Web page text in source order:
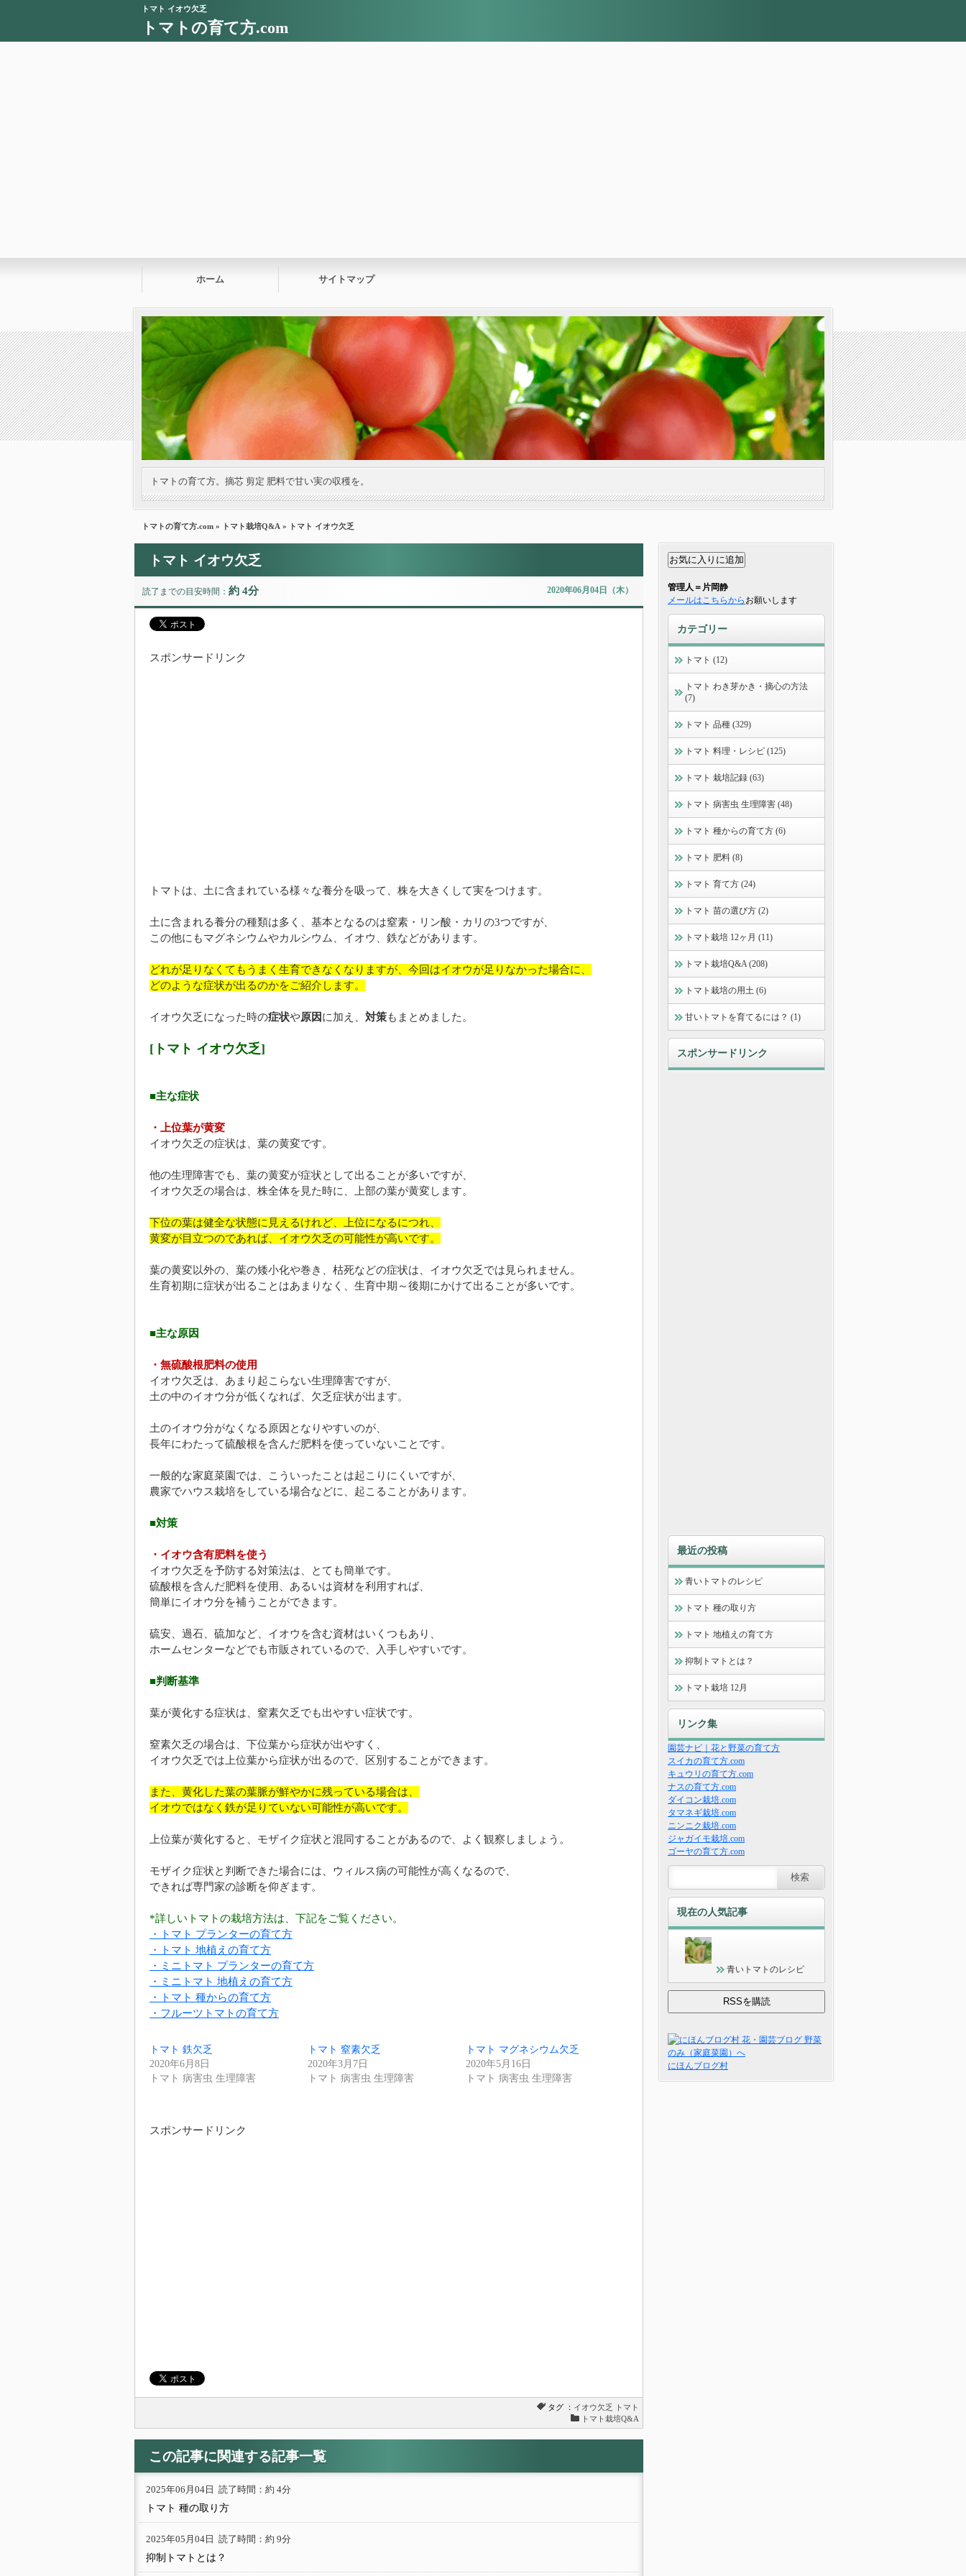
トマト イオウ欠乏
トマトの育て方.com
ホーム サイトマップ
トマトの育て方。摘芯 剪定 肥料で甘い実の収穫を。
トマトの育て方.com » トマト栽培Q&A » トマト イオウ欠乏
トマト イオウ欠乏
読了までの目安時間： 約 4分 2020年06月04日（木）
スポンサードリンク
トマトは、土に含まれている様々な養分を吸って、株を大きくして実をつけます。
土に含まれる養分の種類は多く、基本となるのは窒素・リン酸・カリの3つですが、
この他にもマグネシウムやカルシウム、イオウ、鉄などがあります。
どれが足りなくてもうまく生育できなくなりますが、今回はイオウが足りなかった場合に、
どのような症状が出るのかをご紹介します。
イオウ欠乏になった時の症状や原因に加え、 対策もまとめました。
[トマト イオウ欠乏]
■主な症状
・上位葉が黄変
イオウ欠乏の症状は、葉の黄変です。
他の生理障害でも、葉の黄変が症状として出ることが多いですが、
イオウ欠乏の場合は、株全体を見た時に、上部の葉が黄変します。
下位の葉は健全な状態に見えるけれど、上位になるにつれ、
黄変が目立つのであれば、イオウ欠乏の可能性が高いです。
葉の黄変以外の、葉の矮小化や巻き、枯死などの症状は、イオウ欠乏では見られません。
生育初期に症状が出ることはあまりなく、生育中期～後期にかけて出ることが多いです。
■主な原因
・無硫酸根肥料の使用
イオウ欠乏は、あまり起こらない生理障害ですが、
土の中のイオウ分が低くなれば、欠乏症状が出ます。
土のイオウ分がなくなる原因となりやすいのが、
長年にわたって硫酸根を含んだ肥料を使っていないことです。
一般的な家庭菜園では、こういったことは起こりにくいですが、
農家でハウス栽培をしている場合などに、起こることがあります。
■対策
・イオウ含有肥料を使う
イオウ欠乏を予防する対策法は、とても簡単です。
硫酸根を含んだ肥料を使用、あるいは資材を利用すれば、
簡単にイオウ分を補うことができます。
硫安、過石、硫加など、イオウを含む資材はいくつもあり、
ホームセンターなどでも市販されているので、入手しやすいです。
■判断基準
葉が黄化する症状は、窒素欠乏でも出やすい症状です。
窒素欠乏の場合は、下位葉から症状が出やすく、
イオウ欠乏では上位葉から症状が出るので、区別することができます。
また、黄化した葉の葉脈が鮮やかに残っている場合は、
イオウではなく鉄が足りていない可能性が高いです。
上位葉が黄化すると、モザイク症状と混同することがあるので、よく観察しましょう。
モザイク症状と判断できた場合には、ウィルス病の可能性が高くなるので、
できれば専門家の診断を仰ぎます。
*詳しいトマトの栽培方法は、下記をご覧ください。
・トマト プランターの育て方
・トマト 地植えの育て方
・ミニトマト プランターの育て方
・ミニトマト 地植えの育て方
・トマト 種からの育て方
・フルーツトマトの育て方
トマト 鉄欠乏
2020年6月8日
トマト 病害虫 生理障害
トマト 窒素欠乏
2020年3月7日
トマト 病害虫 生理障害
トマト マグネシウム欠乏
2020年5月16日
トマト 病害虫 生理障害
スポンサードリンク
タグ ： イオウ欠乏
トマト
トマト栽培Q&A
この記事に関連する記事一覧
2025年06月04日 読了時間：約 4分
トマト 種の取り方
2025年05月04日 読了時間：約 9分
抑制トマトとは？
管理人＝片岡静
メールはこちらから お願いします
カテゴリー
トマト (12)
トマト わき芽かき・摘心の方法
(7)
トマト 品種 (329)
トマト 料理・レシピ (125)
トマト 栽培記録 (63)
トマト 病害虫 生理障害 (48)
トマト 種からの育て方 (6)
トマト 肥料 (8)
トマト 育て方 (24)
トマト 苗の選び方 (2)
トマト栽培 12ヶ月 (11)
トマト栽培Q&A (208)
トマト栽培の用土 (6)
甘いトマトを育てるには？ (1)
スポンサードリンク
最近の投稿
青いトマトのレシピ
トマト 種の取り方
トマト 地植えの育て方
抑制トマトとは？
トマト栽培 12月
リンク集
園芸ナビ｜花と野菜の育て方
スイカの育て方.com
キュウリの育て方.com
ナスの育て方.com
ダイコン栽培.com
タマネギ栽培.com
ニンニク栽培.com
ジャガイモ栽培.com
ゴーヤの育て方.com
現在の人気記事
青いトマトのレシピ
にほんブログ村